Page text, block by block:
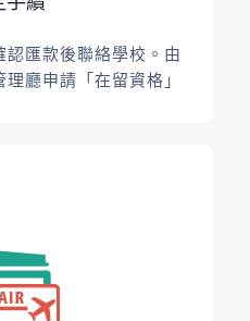
匯款後聯絡學校。由
廳申請「在留資格」